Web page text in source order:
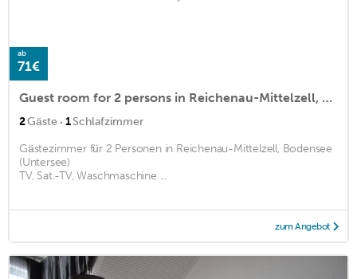
ab
71€
Guest room for 2 persons in Reichenau-Mittelzell, Lake Constance (Untersee at Lake Constance)<BR>TV,m2
2Gäste · 1Schlafzimmer
Gästezimmer für 2 Personen in Reichenau-Mittelzell, Bodensee
(Untersee)
TV, Sat.-TV, Waschmaschine ...
zum Angebot